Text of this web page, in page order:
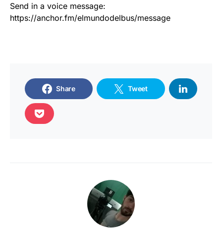
Send in a voice message:
https://anchor.fm/elmundodelbus/message
Share Tweet